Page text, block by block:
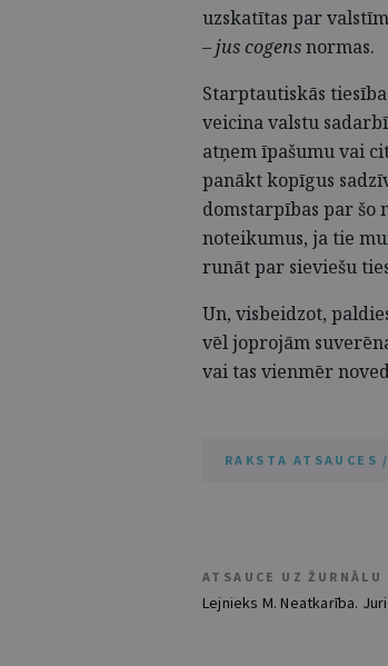
uzskatītas par
–jus cogensnormas.
Starptautiskās
veicina valstu
atņem īpašumu vai
panākt kopīgus
domstarpības par šo
noteikumus, ja tie
runāt par sieviešu
Un, visbeidzot,
vēl joprojām
vai tas vienmēr
RAKSTA ATSAUCES
ATSAUCE UZ ŽURNĀLU
Lejnieks M. Neatkarība.